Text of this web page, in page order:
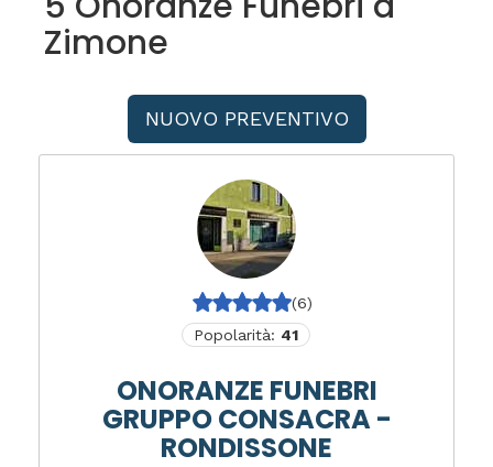
Zimone
NUOVO PREVENTIVO
(6)
Popolarità: 41
ONORANZE FUNEBRI
GRUPPO CONSACRA -
RONDISSONE